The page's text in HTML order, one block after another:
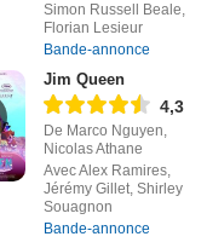
Simon Russell Beale,
Florian Lesieur
Bande-annonce
Jim Queen
4,3
De Marco Nguyen,
Nicolas Athane
Avec Alex Ramires,
Jérémy Gillet, Shirley
Souagnon
Bande-annonce